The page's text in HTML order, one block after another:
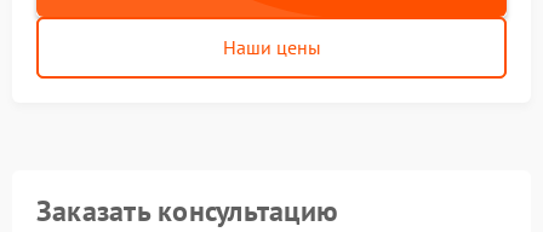
Наши цены
Заказать консультацию